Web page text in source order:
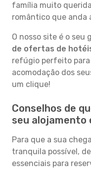
família muito
romântico que anda
O nosso site é o seu
de ofertas de
refúgio perfeito para
acomodação dos
um clique!
Conselhos de
seu alojamento
Para que a sua
tranquila possível,
essenciais para